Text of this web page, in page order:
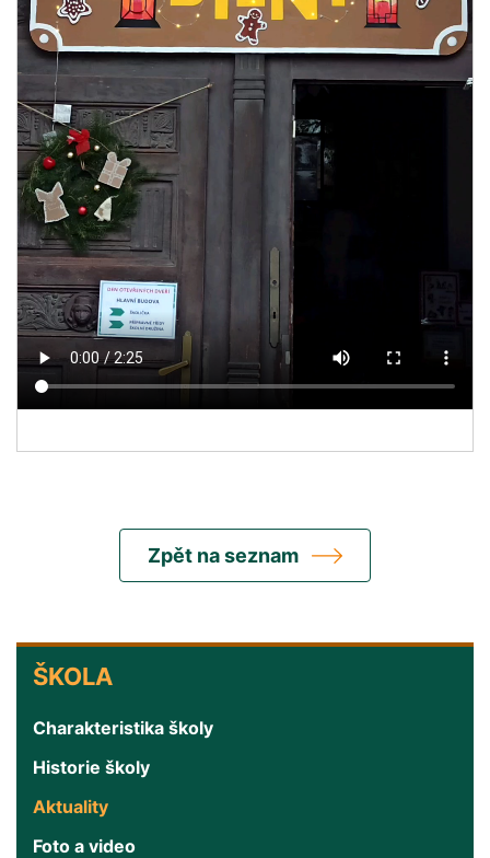
ŠKOLA
ŠKOLA
Charakteristika školy
Historie školy
Aktuality
Foto a video
Zpět na seznam